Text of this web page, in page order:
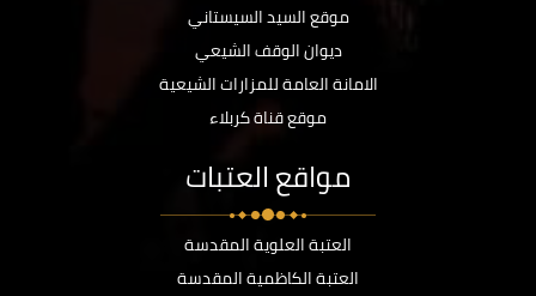
موقع السيد السيستاني
ديوان الوقف الشيعي
الامانة العامة للمزارات الشيعية
موقع قناة كربلاء
مواقع العتبات
العتبة العلوية المقدسة
العتبة الكاظمية المقدسة